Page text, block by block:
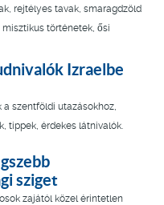
rejtélyes tavak, smaragdzöld
történetek, ősi
Izraelbe
szentföldi utazásokhoz,
tippek, érdekes látnivalók.
sziget
zajától közel érintetlen